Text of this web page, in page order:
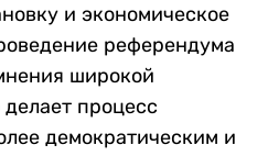
и экономическое
референдума
широкой
процесс
демократическим и